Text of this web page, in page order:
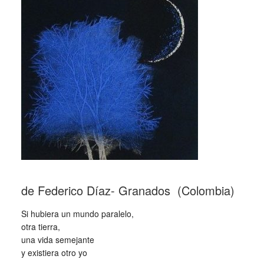
de Federico Díaz- Granados (Colombia)
Si hubiera un mundo paralelo,
otra tierra,
una vida semejante
y existiera otro yo